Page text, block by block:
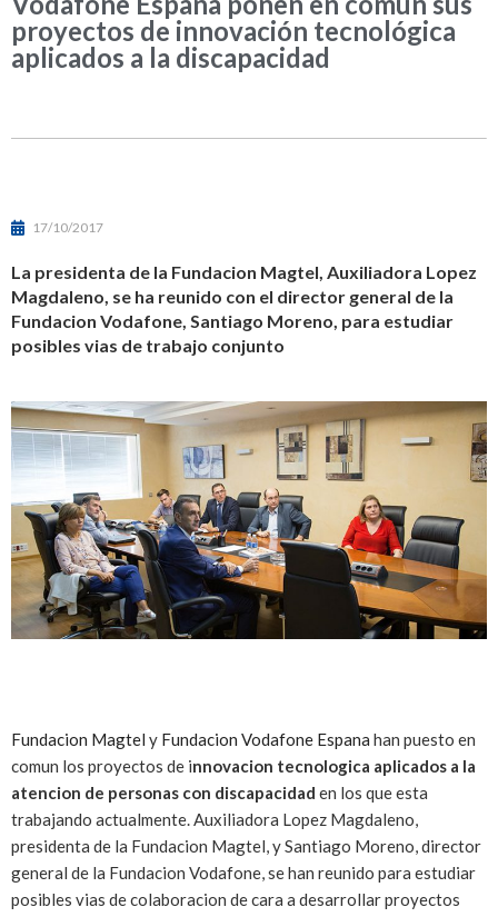
proyectos de innovación tecnológica
aplicados a la discapacidad
17/10/2017
La presidenta de la Fundacion Magtel, Auxiliadora Lopez
Magdaleno, se ha reunido con el director general de la
Fundacion Vodafone, Santiago Moreno, para estudiar
posibles vias de trabajo conjunto
Fundacion Magtel y Fundacion Vodafone Espana han puesto en
comun los proyectos de innovacion tecnologica aplicados a la
atencion de personas con discapacidad en los que esta
trabajando actualmente. Auxiliadora Lopez Magdaleno,
presidenta de la Fundacion Magtel, y Santiago Moreno, director
general de la Fundacion Vodafone, se han reunido para estudiar
posibles vias de colaboracion de cara a desarrollar proyectos